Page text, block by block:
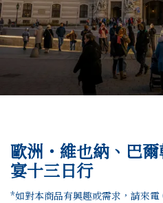
歐洲・維也納、巴
宴十三日行
*如對本商品有興趣或需求，請來